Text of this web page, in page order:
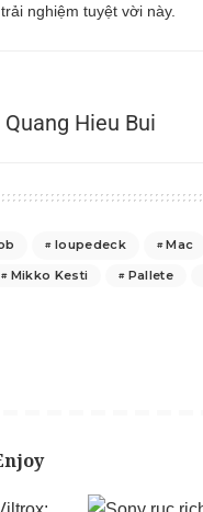
nghiệm tuyệt vời này.
Quang Hieu Bui
loupedeck
Mac
Mikko Kesti Pallete